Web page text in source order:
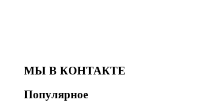
МЫ В КОНТАКТЕ
Популярное